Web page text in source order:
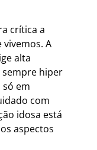
crítica a
A
alta
hiper
em
com
idosa está
aspectos